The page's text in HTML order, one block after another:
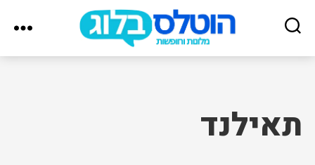
הוטלס
תאילנד